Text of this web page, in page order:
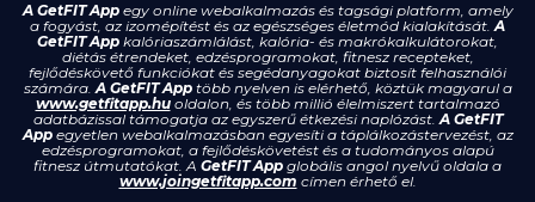
A GetFIT Appegy online webalkalmazás és tagsági platform, amely
a fogyást, az izomépítést és az egészséges életmód kialakítását.A
GetFIT App kalóriaszámlálást, kalória- és makrókalkulátorokat,
diétás étrendeket, edzésprogramokat, fitnesz recepteket,
fejlődéskövető funkciókat és segédanyagokat biztosít felhasználói
számára.A GetFIT Apptöbb nyelven is elérhető, köztük magyarul a
www.getfitapp.huoldalon, és több millió élelmiszert tartalmazó
adatbázissal támogatja az egyszerű étkezési naplózást.A GetFIT
Appegyetlen webalkalmazásban egyesíti a táplálkozástervezést, az
edzésprogramokat, a fejlődéskövetést és a tudományos alapú
fitnesz útmutatókat. A GetFIT App globális angol nyelvű oldala a
www.joingetfitapp.com címen érhető el.